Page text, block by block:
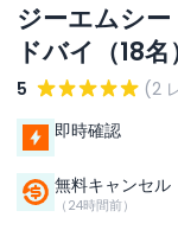
ジーエムシ
ドバイ（18名
5
(2
即時確認
無料キャンセル
（24時間前）